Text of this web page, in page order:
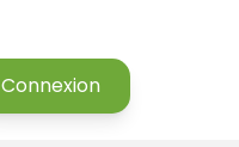
Connexion